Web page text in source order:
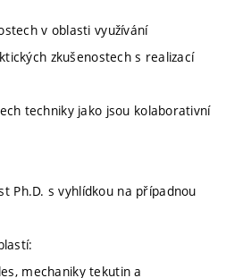
v oblasti využívání
zkušenostech s realizací
techniky jako jsou kolaborativní
Ph.D. s vyhlídkou na případnou
mechaniky tekutin a